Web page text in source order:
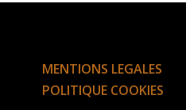
MENTIONS LEGALES
POLITIQUE COOKIES